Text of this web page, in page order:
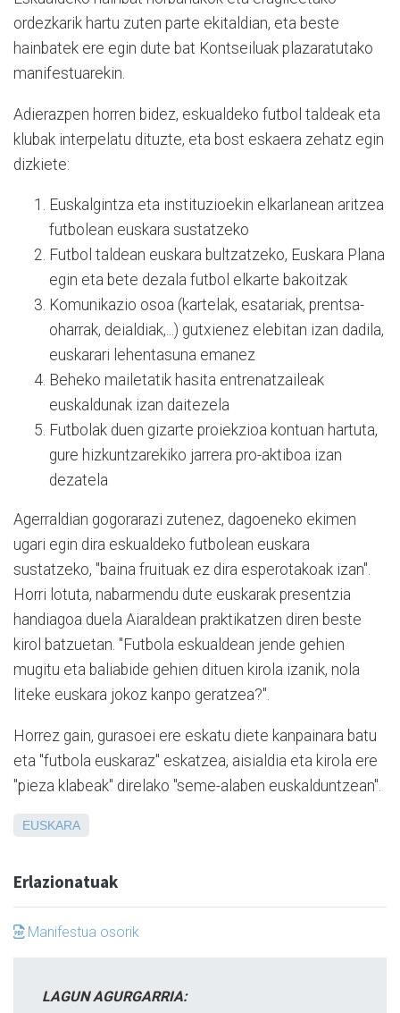
ordezkarik hartu zuten parte ekitaldian, eta beste
hainbatek ere egin dute bat Kontseiluak plazaratutako
manifestuarekin.
Adierazpen horren bidez, eskualdeko futbol taldeak eta
klubak interpelatu dituzte, eta bost eskaera zehatz egin
dizkiete:
Euskalgintza eta instituzioekin elkarlanean aritzea
futbolean euskara sustatzeko
Futbol taldean euskara bultzatzeko, Euskara Plana
egin eta bete dezala futbol elkarte bakoitzak
Komunikazio osoa (kartelak, esatariak, prentsa-
oharrak, deialdiak,...) gutxienez elebitan izan dadila,
euskarari lehentasuna emanez
Beheko mailetatik hasita entrenatzaileak
euskaldunak izan daitezela
Futbolak duen gizarte proiekzioa kontuan hartuta,
gure hizkuntzarekiko jarrera pro-aktiboa izan
dezatela
Agerraldian gogorarazi zutenez, dagoeneko ekimen
ugari egin dira eskualdeko futbolean euskara
sustatzeko, "baina fruituak ez dira esperotakoak izan".
Horri lotuta, nabarmendu dute euskarak presentzia
handiagoa duela Aiaraldean praktikatzen diren beste
kirol batzuetan. "Futbola eskualdean jende gehien
mugitu eta baliabide gehien dituen kirola izanik, nola
liteke euskara jokoz kanpo geratzea?".
Horrez gain, gurasoei ere eskatu diete kanpainara batu
eta "futbola euskaraz" eskatzea, aisialdia eta kirola ere
"pieza klabeak" direlako "seme-alaben euskalduntzean".
EUSKARA
Erlazionatuak
Manifestua osorik
LAGUN AGURGARRIA: